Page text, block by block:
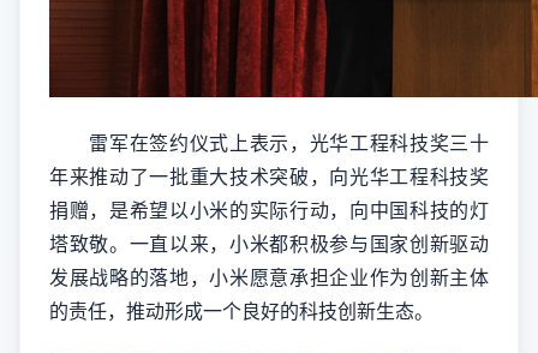
雷军在签约仪式上表示，光华工程科技奖三十
年来推动了一批重大技术突破，向光华工程科技奖
捐赠，是希望以小米的实际行动，向中国科技的灯
塔致敬。一直以来，小米都积极参与国家创新驱动
发展战略的落地，小米愿意承担企业作为创新主体
的责任，推动形成一个良好的科技创新生态。